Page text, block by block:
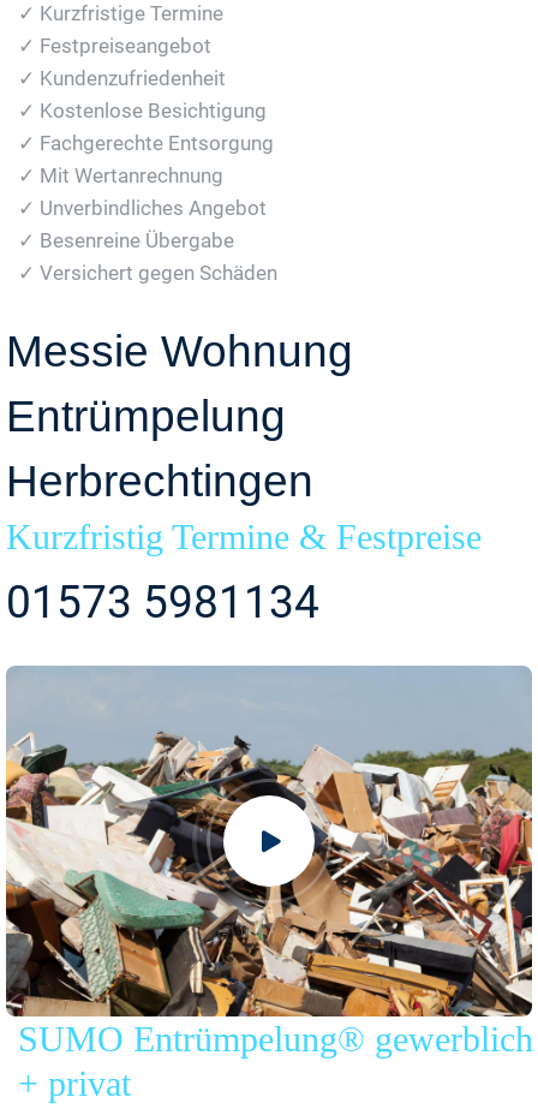
✓ Kurzfristige Termine
✓ Festpreiseangebot
✓ Kundenzufriedenheit
✓ Kostenlose Besichtigung
✓ Fachgerechte Entsorgung
✓ Mit Wertanrechnung
✓ Unverbindliches Angebot
✓ Besenreine Übergabe
✓ Versichert gegen Schäden
Messie Wohnung
Entrümpelung
Herbrechtingen
Kurzfristig Termine & Festpreise
01573 5981134
SUMO Entrümpelung® gewerblich
+ privat